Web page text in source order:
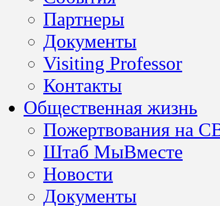
Партнеры
Документы
Visiting Professor
Контакты
Общественная жизнь
Пожертвования на
Штаб МыВместе
Новости
Документы